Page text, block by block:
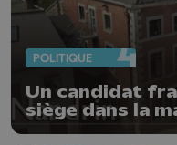
POLITIQUE
Un candidat
siège dans la